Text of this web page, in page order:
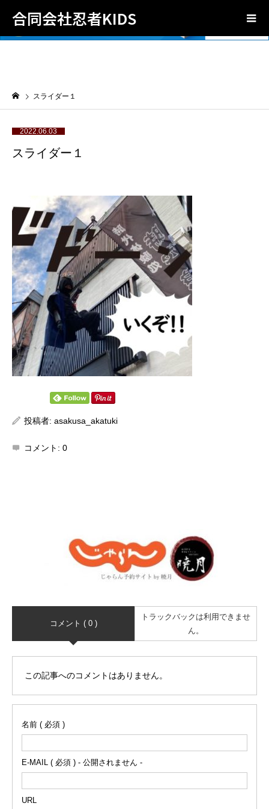
合同会社忍者KIDS
スライダー１
2022.06.03
スライダー１
投稿者: asakusa_akatuki
コメント: 0
コメント ( 0 )
トラックバックは利用できませ
ん。
この記事へのコメントはありません。
名前 ( 必須 )
E-MAIL ( 必須 ) - 公開されません -
URL